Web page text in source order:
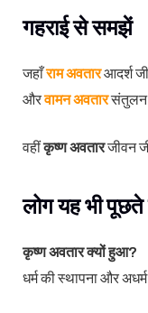
गहराई से समझें
जहाँराम अवतारआदर्श
औरवामन अवतारसंतुलन
वहींकृष्ण अवतारजीवन
लोग यह भी पूछते
कृष्ण अवतार क्यों हुआ?
धर्म की स्थापना और